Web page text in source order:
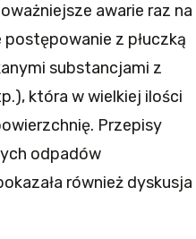
awarie raz na
z płuczką
substancjami z
która w wielkiej ilości
Przepisy
odpadów
również dyskusja